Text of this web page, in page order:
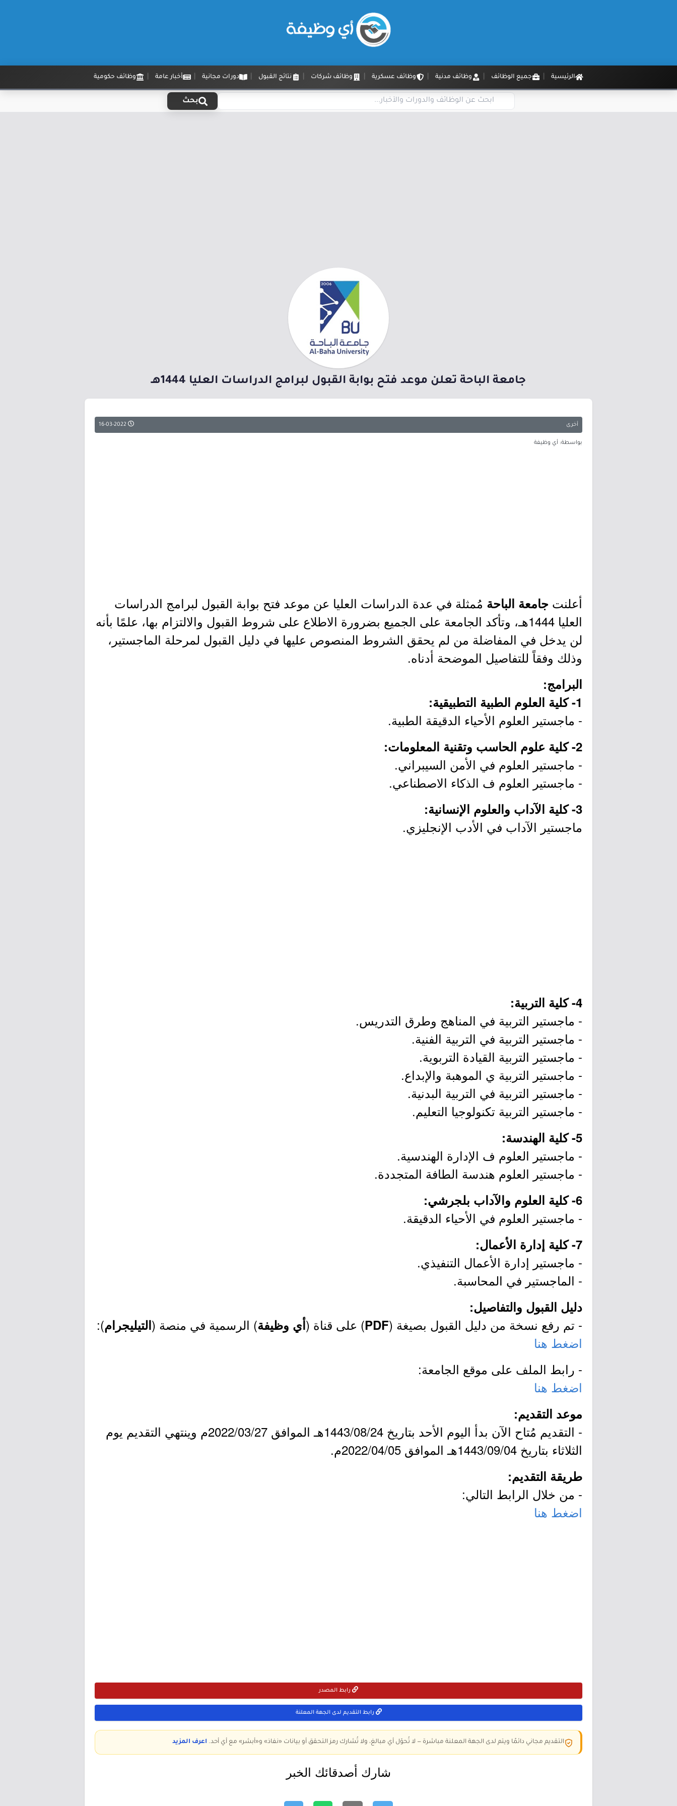
الرئيسية جميع الوظائف وظائف مدنية وظائف عسكرية وظائف شركات نتائج القبول دورات مجانية أخبار عامة وظائف حكومية
بحث
جامعة الباحة تعلن موعد فتح بوابة القبول لبرامج الدراسات العليا 1444هـ
أخرى
بواسطة: أي وظيفة
أعلنت جامعة الباحة مُمثلة في عدة الدراسات العليا عن موعد فتح بوابة القبول لبرامج الدراسات
العليا 1444هـ، وتأكد الجامعة على الجميع بضرورة الاطلاع على شروط القبول والالتزام بها، علمًا بأنه
لن يدخل في المفاضلة من لم يحقق الشروط المنصوص عليها في دليل القبول لمرحلة الماجستير،
وذلك وفقاً للتفاصيل الموضحة أدناه.
البرامج:
1- كلية العلوم الطبية التطبيقية:
- ماجستير العلوم الأحياء الدقيقة الطبية.
2- كلية علوم الحاسب وتقنية المعلومات:
- ماجستير العلوم في الأمن السيبراني.
- ماجستير العلوم ف الذكاء الاصطناعي.
3- كلية الآداب والعلوم الإنسانية:
ماجستير الآداب في الأدب الإنجليزي.
4- كلية التربية:
- ماجستير التربية في المناهج وطرق التدريس.
- ماجستير التربية في التربية الفنية.
- ماجستير التربية القيادة التربوية.
- ماجستير التربية ي الموهبة والإبداع.
- ماجستير التربية في التربية البدنية.
- ماجستير التربية تكنولوجيا التعليم.
5- كلية الهندسة:
- ماجستير العلوم ف الإدارة الهندسية.
- ماجستير العلوم هندسة الطافة المتجددة.
6- كلية العلوم والآداب بلجرشي:
- ماجستير العلوم في الأحياء الدقيقة.
7- كلية إدارة الأعمال:
- ماجستير إدارة الأعمال التنفيذي.
- الماجستير في المحاسبة.
دليل القبول والتفاصيل:
- تم رفع نسخة من دليل القبول بصيغة (PDF) على قناة (أي وظيفة) الرسمية في منصة (التيليجرام):
اضغط هنا
- رابط الملف على موقع الجامعة:
اضغط هنا
موعد التقديم:
- التقديم مُتاح الآن بدأ اليوم الأحد بتاريخ 1443/08/24هـ الموافق 2022/03/27م وينتهي التقديم يوم
الثلاثاء بتاريخ 1443/09/04هـ الموافق 2022/04/05م.
طريقة التقديم:
- من خلال الرابط التالي:
اضغط هنا
رابط المصدر
رابط التقديم لدى الجهة المعلنة
التقديم مجاني دائمًا ويتم لدى الجهة المعلنة مباشرة — لا تُحوّل أي مبالغ، ولا تُشارك رمز التحقق أو بيانات «نفاذ» و«أبشر» مع أي أحد. اعرف المزيد
شارك أصدقائك الخبر